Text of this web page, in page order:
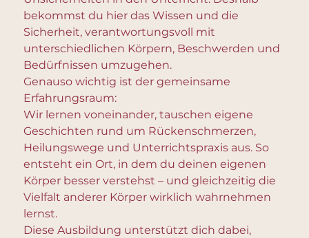
bekommst du hier das Wissen und die
Sicherheit, verantwortungsvoll mit
unterschiedlichen Körpern, Beschwerden und
Bedürfnissen umzugehen.
Genauso wichtig ist der gemeinsame
Erfahrungsraum:
Wir lernen voneinander, tauschen eigene
Geschichten rund um Rückenschmerzen,
Heilungswege und Unterrichtspraxis aus. So
entsteht ein Ort, in dem du deinen eigenen
Körper besser verstehst – und gleichzeitig die
Vielfalt anderer Körper wirklich wahrnehmen
lernst.
Diese Ausbildung unterstützt dich dabei,